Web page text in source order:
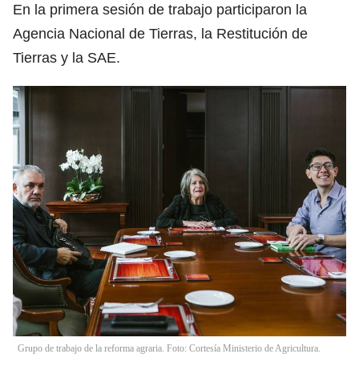
En la primera sesión de trabajo participaron la
Agencia Nacional de Tierras, la Restitución de
Tierras y la SAE.
Grupo de trabajo de la reforma agraria. Foto: Cortesía Ministerio de Agricultura.